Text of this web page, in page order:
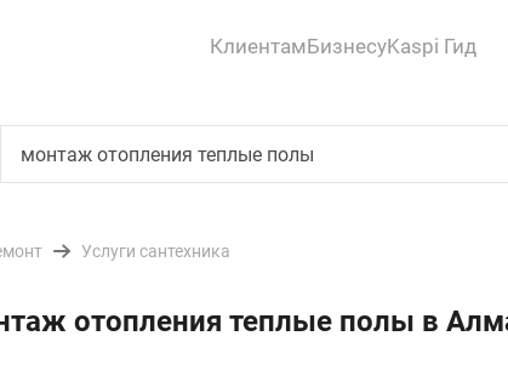
КлиентамБизнесуKaspi Гид
Услуги сантехника
отопления теплые полы в